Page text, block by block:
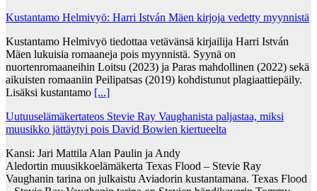
Kustantamo Helmivyö: Harri István Mäen kirjoja vedetty myynnistä
Kustantamo Helmivyö tiedottaa vetävänsä kirjailija Harri István
Mäen lukuisia romaaneja pois myynnistä. Syynä on
nuortenromaaneihin Loitsu (2023) ja Paras mahdollinen (2022) sekä
aikuisten romaaniin Peilipatsas (2019) kohdistunut plagiaattiepäily.
Lisäksi kustantamo [...]
Uutuuselämäkertateos Stevie Ray Vaughanista paljastaa, miksi
muusikko jättäytyi pois David Bowien kiertueelta
Kansi: Jari Mattila Alan Paulin ja Andy
Aledortin muusikkoelämäkerta Texas Flood – Stevie Ray
Vaughanin tarina on julkaistu Aviadorin kustantamana. Texas Flood